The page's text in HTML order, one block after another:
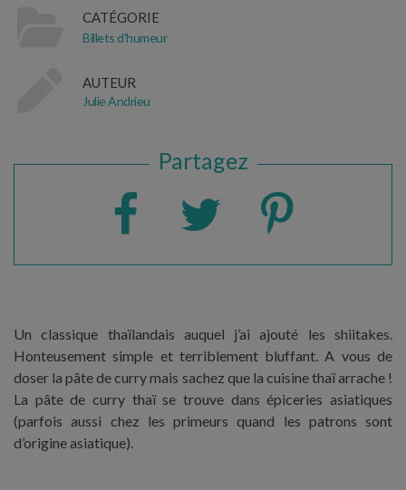
CATÉGORIE
Billets d'humeur
AUTEUR
Julie Andrieu
Partagez
Un classique thaïlandais auquel j’ai ajouté les shiitakes.
Honteusement simple et terriblement bluffant. A vous de
doser la pâte de curry mais sachez que la cuisine thaï arrache !
La pâte de curry thaï se trouve dans épiceries asiatiques
(parfois aussi chez les primeurs quand les patrons sont
d’origine asiatique).